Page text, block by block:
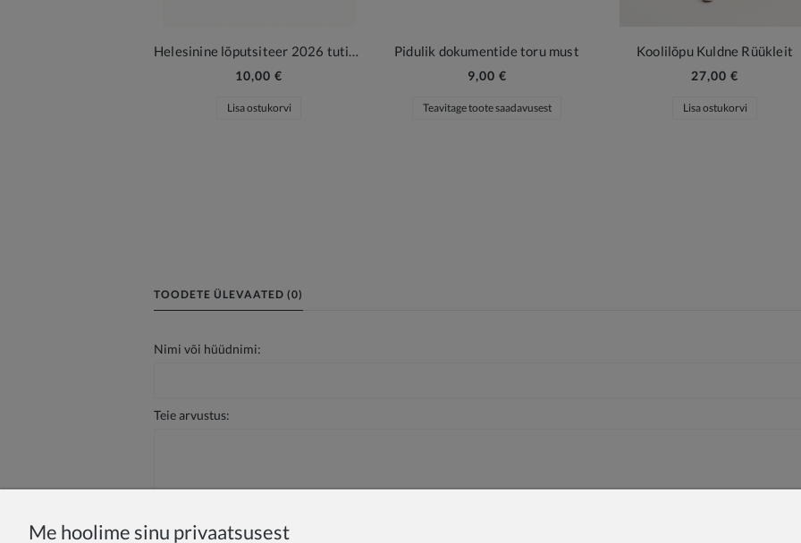
Helesinine lõputsiteer 2026 tutiga ja ripatsiga
10,00 €
Lisa ostukorvi
Pidulik dokumentide toru must
9,00 €
Teavitage toote saadavusest
Koolilõpu Kuldne Rüükleit
27,00 €
Lisa ostukorvi
TOODETE ÜLEVAATED (0)
Nimi või hüüdnimi:
Teie arvustus:
Saada
Me hoolime sinu privaatsusest